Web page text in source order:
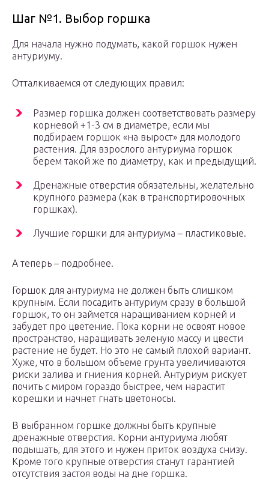
Шаг №1. Выбор горшка
Для начала нужно подумать, какой горшок нужен
антуриуму.
Отталкиваемся от следующих правил:
Размер горшка должен соответствовать размеру
корневой +1-3 см в диаметре, если мы
подбираем горшок «на вырост» для молодого
растения. Для взрослого антуриума горшок
берем такой же по диаметру, как и предыдущий.
Дренажные отверстия обязательны, желательно
крупного размера (как в транспортировочных
горшках).
Лучшие горшки для антуриума – пластиковые.
А теперь – подробнее.
Горшок для антуриума не должен быть слишком
крупным. Если посадить антуриум сразу в большой
горшок, то он займется наращиванием корней и
забудет про цветение. Пока корни не освоят новое
пространство, наращивать зеленую массу и цвести
растение не будет. Но это не самый плохой вариант.
Хуже, что в большом объеме грунта увеличиваются
риски залива и гниения корней. Антуриум рискует
почить с миром гораздо быстрее, чем нарастит
корешки и начнет гнать цветоносы.
В выбранном горшке должны быть крупные
дренажные отверстия. Корни антуриума любят
подышать, для этого и нужен приток воздуха снизу.
Кроме того крупные отверстия станут гарантией
отсутствия застоя воды на дне горшка.